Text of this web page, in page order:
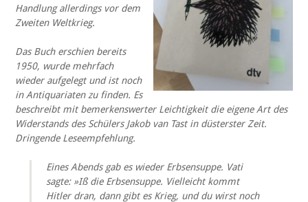
Handlung allerdings vor dem
Zweiten Weltkrieg.
Das Buch erschien bereits
1950, wurde mehrfach
wieder aufgelegt und ist noch
in Antiquariaten zu finden. Es
beschreibt mit bemerkenswerter Leichtigkeit die eigene Art des
Widerstands des Schülers Jakob van Tast in düsterster Zeit.
Dringende Leseempfehlung.
Eines Abends gab es wieder Erbsensuppe. Vati
sagte: »Iß die Erbsensuppe. Vielleicht kommt
Hitler dran, dann gibt es Krieg, und du wirst noch